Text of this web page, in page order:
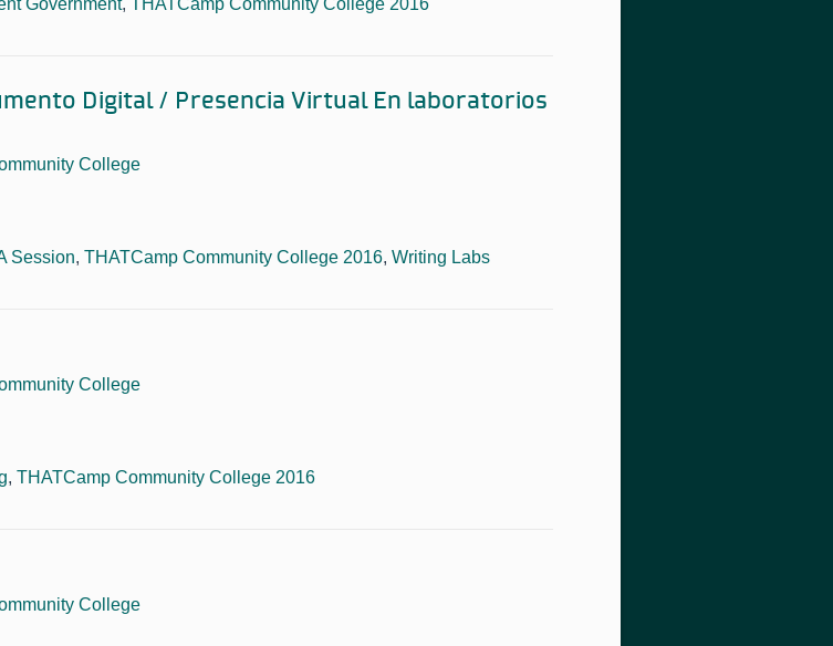
Digital / Presencia Virtual En laboratorios
College
Session, THATCamp Community College 2016, Writing Labs
College
, THATCamp Community College 2016
College